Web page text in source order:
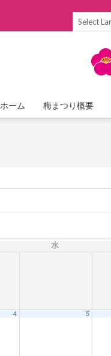
ホーム 梅まつり概要
水
4 5